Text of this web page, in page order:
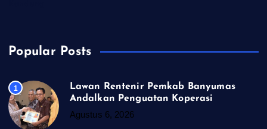
Popular Posts
1
Lawan Rentenir Pemkab Banyumas
Andalkan Penguatan Koperasi
Agustus 6, 2026